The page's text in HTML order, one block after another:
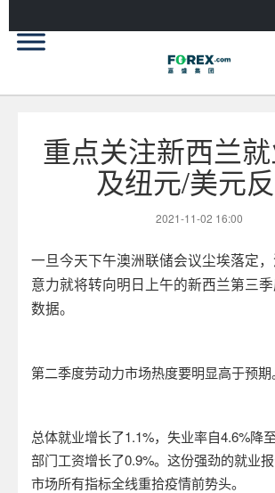
重点关注新西兰
及纽元/美元
2021-11-02 16:00
一旦今天下午澳洲联储会议尘埃落定
意力就将转向明日上午的新西兰第三
数据。
第二季度劳动力市场热度要明显高于预期。
总体就业增长了1.1%，失业率自4.6%降
部门工资增长了0.9%。这份强劲的就业
市场所有指标全线重拾疫情前势头。